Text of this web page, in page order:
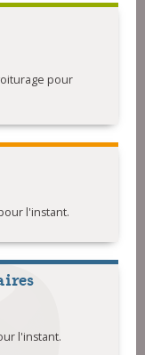
pour
l'instant.
l'instant.